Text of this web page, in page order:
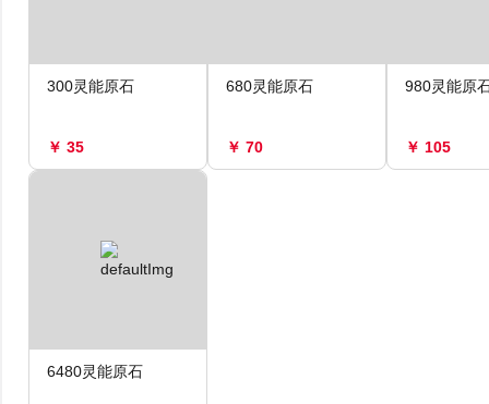
300灵能原石
￥ 35
680灵能原石
￥ 70
980灵能原
￥ 105
6480灵能原石